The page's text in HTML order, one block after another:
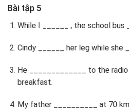
Bài tập 5
While I ______ , the school bus
Cindy ______ her leg while she
He _____________ to the radio
breakfast.
My father __________ at 70